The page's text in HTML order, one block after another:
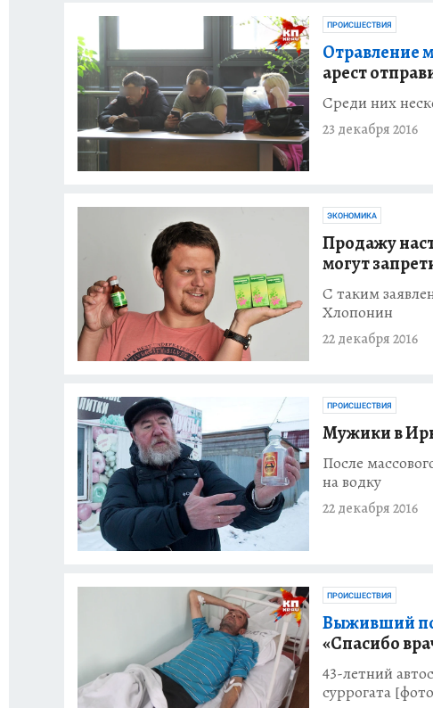
ПРОИСШЕСТВИЯ
Отравление
арест
Среди них
23 декабря 2016
ЭКОНОМИКА
Продажу
могут
С таким
Хлопонин
22 декабря 2016
ПРОИСШЕСТВИЯ
Мужики в
После
на водку
22 декабря 2016
ПРОИСШЕСТВИЯ
Выживший
«Спасибо
43-летний
суррогата